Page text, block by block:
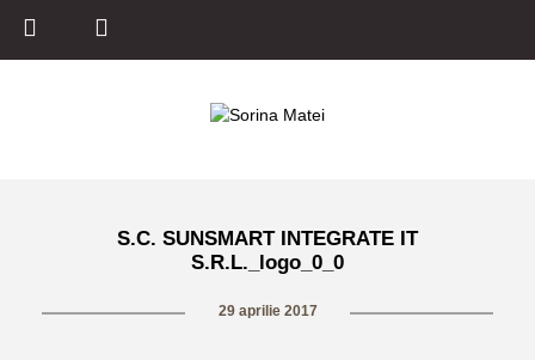
S.C. SUNSMART INTEGRATE IT
S.R.L._logo_0_0
29 aprilie 2017